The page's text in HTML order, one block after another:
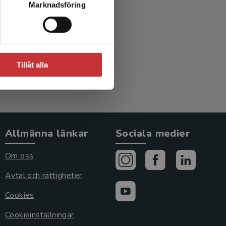
Marknadsföring
Tillåt alla
Allmänna länkar
Om oss
Avtal och rättigheter
Cookies
Cookieinställningar
Sociala medier